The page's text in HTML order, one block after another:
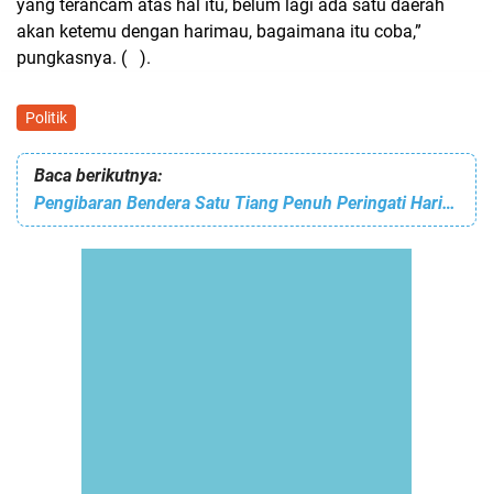
yang terancam atas hal itu, belum lagi ada satu daerah
akan ketemu dengan harimau, bagaimana itu coba,”
pungkasnya. ( ).
Politik
Baca berikutnya:
Pengibaran Bendera Satu Tiang Penuh Peringati Hari Lahir Pancasila